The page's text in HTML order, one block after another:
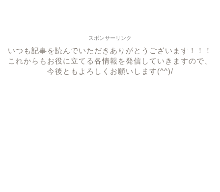
スポンサーリンク
いつも記事を読んでいただきありがとうございます！！！
これからもお役に立てる各情報を発信していきますので、
今後ともよろしくお願いします(^^)/